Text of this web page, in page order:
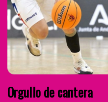
Orgullo de cantera